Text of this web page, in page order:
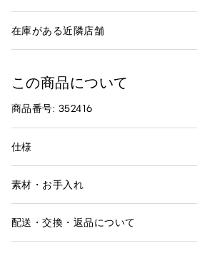
在庫がある近隣店舗
この商品について
商品番号: 352416
仕様
素材・お手入れ
配送・交換・返品について